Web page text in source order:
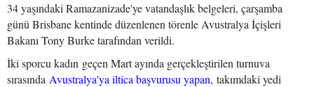
34 yaşındaki Ramazanizade'ye vatandaşlık belgeleri, çarşamba
günü Brisbane kentinde düzenlenen törenle Avustralya İçişleri
Bakanı Tony Burke tarafından verildi.
İki sporcu kadın geçen Mart ayında gerçekleştirilen turnuva
sırasında Avustralya'ya iltica başvurusu yapan, takımdaki yedi